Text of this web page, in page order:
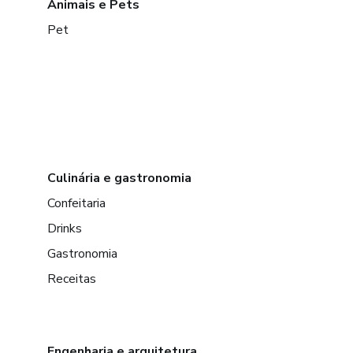
Animais e Pets
Pet
Culinária e gastronomia
Confeitaria
Drinks
Gastronomia
Receitas